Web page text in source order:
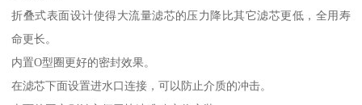
折叠式表面设计使得大流量滤芯的压力降比其它滤芯更低，全用寿
命更长。
内置O型圈更好的密封效果。
在滤芯下面设置进水口连接，可以防止介质的冲击。